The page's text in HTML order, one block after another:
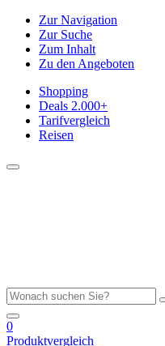
Zur Navigation
Zur Suche
Zum Inhalt
Zu den Angeboten
Shopping
Deals 2.000+
Tarifvergleich
Reisen
0
Produktvergleich